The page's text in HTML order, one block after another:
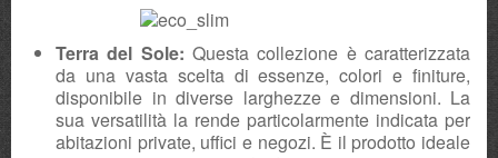
Terra del Sole: Questa collezione è caratterizzata
da una vasta scelta di essenze, colori e finiture,
disponibile in diverse larghezze e dimensioni. La
sua versatilità la rende particolarmente indicata per
abitazioni private, uffici e negozi. È il prodotto ideale